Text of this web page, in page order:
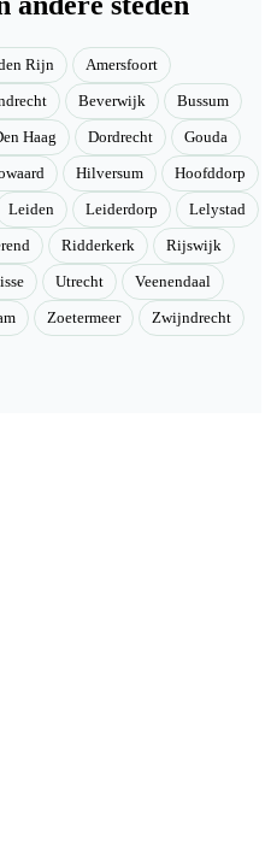
Rijn Amersfoort
Beverwijk Bussum
Haag Dordrecht Gouda
Hilversum Hoofddorp
Leiden Leiderdorp Lelystad
Ridderkerk Rijswijk
Utrecht Veenendaal
Zoetermeer Zwijndrecht